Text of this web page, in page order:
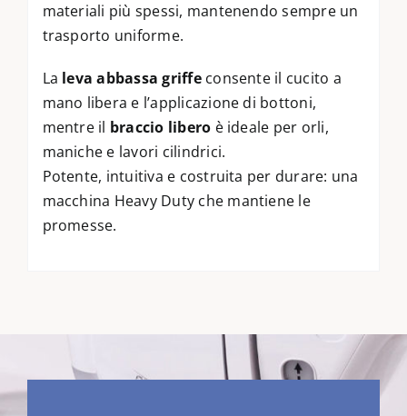
materiali più spessi, mantenendo sempre un
trasporto uniforme.
La leva abbassa griffeconsente il cucito a
mano libera e l’applicazione di bottoni,
mentre il braccio libero è ideale per orli,
maniche e lavori cilindrici.
Potente, intuitiva e costruita per durare: una
macchina Heavy Duty che mantiene le
promesse.